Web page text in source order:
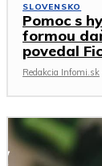
SLOVENSKO
Pomoc s
formou
povedal
Redakcia Infomi.sk